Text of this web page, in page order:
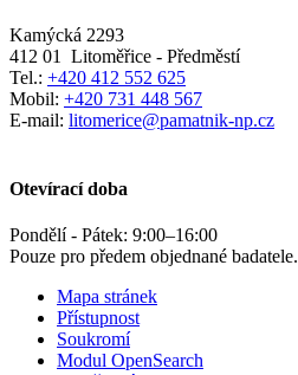
Kamýcká 2293
412 01
Litoměřice - Předměstí
Tel.: +420 412 552 625
Mobil: +420 731 448 567
E-mail: litomerice@pamatnik-np.cz
Otevírací doba
Pondělí - Pátek: 9:00–16:00
Pouze pro předem objednané badatele.
Mapa stránek
Přístupnost
Soukromí
Modul OpenSearch